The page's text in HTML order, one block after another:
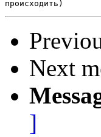
Next
]